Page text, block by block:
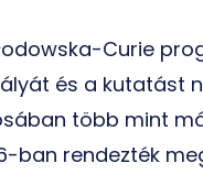
Curie
és a kutatást
több mint
ban rendezték